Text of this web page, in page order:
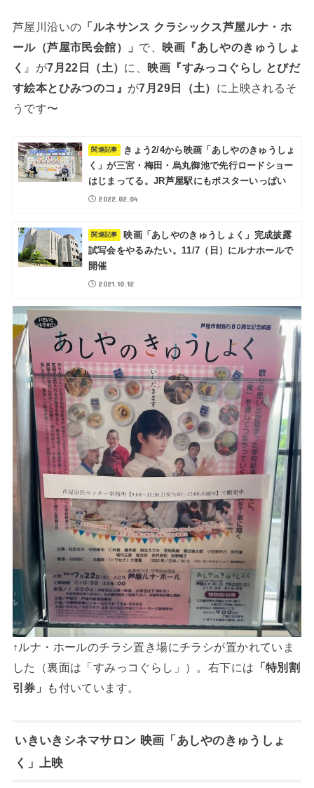
芦屋川沿いの 「ルネサンス クラシックス芦屋ルナ・ホ
ール（芦屋市民会館）」 で、 映画『あしやのきゅうしょ
く 』が7月22日（土） に、 映画『すみっコぐらし とびだ
す絵本とひみつのコ』 が7月29日（土） に上映されるそ
うです〜
きょう2/4から映画「あしやのきゅうしょ
く」が三宮・梅田・烏丸御池で先行ロードショー
はじまってる。JR芦屋駅にもポスターいっぱい
2022.02.04
映画「あしやのきゅうしょく」完成披露
試写会をやるみたい。11/7（日）にルナホールで
開催
2021.10.12
↑ルナ・ホールのチラシ置き場にチラシが置かれていま
した（裏面は「すみっコぐらし」）。右下には 「特別割
引券」
も付いています。
いきいきシネマサロン 映画「あしやのきゅうしょ
く」上映